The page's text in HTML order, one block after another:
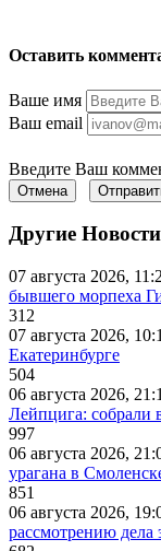
Оставить
Ваше имя
Ваш email
Введите Ваш
Отмена
Другие Новости
07 августа 2026,
бывшего морпеха
312
07 августа 2026,
Екатеринбурге
504
06 августа 2026,
Лейпцига: собрали
997
06 августа 2026,
урагана в
851
06 августа 2026,
рассмотрению